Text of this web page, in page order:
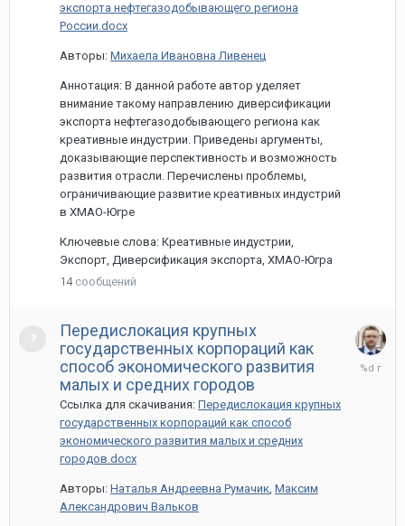
экспорта нефтегазодобывающего региона
России.docx
Авторы: Михаела Ивановна Ливенец
Аннотация: В данной работе автор уделяет
внимание такому направлению диверсификации
экспорта нефтегазодобывающего региона как
креативные индустрии. Приведены аргументы,
доказывающие перспективность и возможность
развития отрасли. Перечислены проблемы,
ограничивающие развитие креативных индустрий
в ХМАО-Югре
Ключевые слова: Креативные индустрии,
Экспорт, Диверсификация экспорта, ХМАО-Югра
14 сообщений
Передислокация крупных
государственных корпораций как
способ экономического развития
малых и средних городов
Ссылка для скачивания: Передислокация крупных
государственных корпораций как способ
экономического развития малых и средних
городов.docx
Авторы: Наталья Андреевна Румачик, Максим
Александрович Вальков
13